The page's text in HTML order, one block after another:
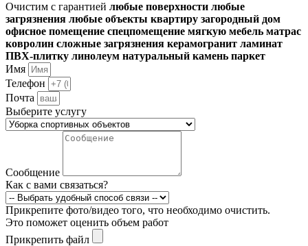
Очистим с гарантией любые поверхности любые
загрязнения любые объекты квартиру загородный дом
офисное помещение спецпомещение мягкую мебель матрас
ковролин сложные загрязнения керамогранит ламинат
ПВХ-плитку линолеум натуральный камень паркет
Имя
Телефон
Почта
Выберите услугу
Сообщение
Как с вами связаться?
Прикрепите фото/видео того, что необходимо очистить.
Это поможет оценить объем работ
Прикрепить файл